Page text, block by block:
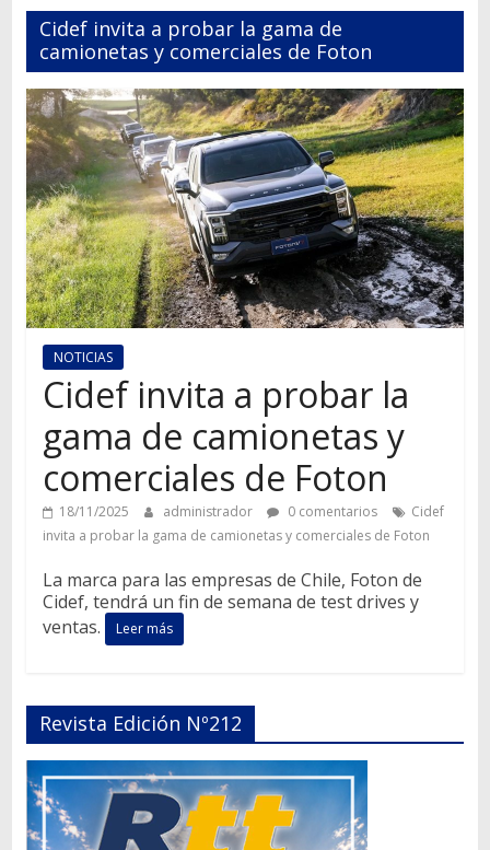
Autos,
camiones,
motos,
información
del
mundo
del
transporte
Cidef invita a probar la gama de
camionetas y comerciales de Foton
NOTICIAS
Cidef invita a probar la
gama de camionetas y
comerciales de Foton
18/11/2025 administrador 0 comentarios
Cidef
invita a probar la gama de camionetas y comerciales de Foton
La marca para las empresas de Chile, Foton de
Cidef, tendrá un fin de semana de test drives y
ventas.
Leer más
Revista Edición Nº212